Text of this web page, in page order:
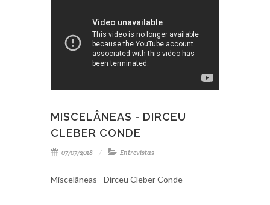
MISCELÂNEAS - DIRCEU
CLEBER CONDE
07/07/2018 Entrevistas
Miscelâneas - Dirceu Cleber Conde